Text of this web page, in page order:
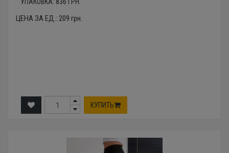
УПАКОВКА: 836 ГРН.
ЦЕНА ЗА ЕД.: 209 грн.
КУПИТЬ